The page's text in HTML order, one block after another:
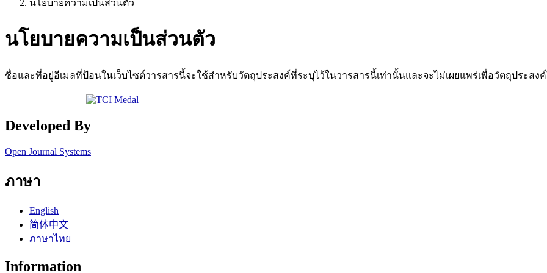
นโยบายความเป็นส่วนตัว
นโยบายความเป็นส่วนตัว
ชื่อและที่อยู่อีเมลที่ป้อนในเว็บไซต์วารสารนี้จะใช้สำหรับวัตถุประสงค์ที่ระบุไว้ในวารสารนี้เท่านั้นและจะไม่เผยแพร่เพื่อวัตถุประสง
Developed By
Open Journal Systems
ภาษา
English
简体中文
ภาษาไทย
Information